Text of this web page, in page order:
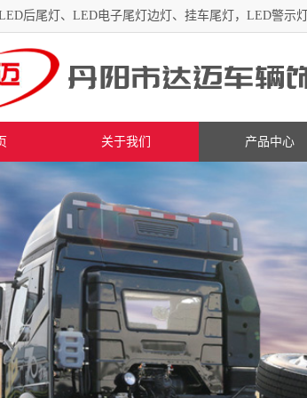
后尾灯、LED电子尾灯边灯、挂车尾灯，LED警示灯
关于我们 产品中心